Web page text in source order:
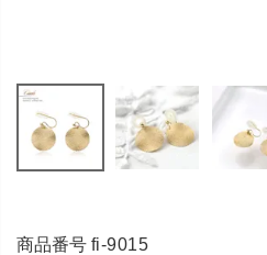
商品番号 fi-9015